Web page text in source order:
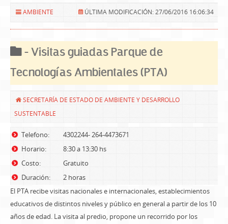
AMBIENTE ÚLTIMA MODIFICACIÓN: 27/06/2016 16:06:34
- Visitas guiadas Parque de
Tecnologías Ambientales (PTA)
SECRETARÍA DE ESTADO DE AMBIENTE Y DESARROLLO
SUSTENTABLE
Telefono:
Horario:
Costo:
Duración:
4302244- 264-4473671
8:30 a 13:30 hs
Gratuito
2 horas
El PTA recibe visitas nacionales e internacionales, establecimientos
educativos de distintos niveles y público en general a partir de los 10
años de edad. La visita al predio, propone un recorrido por los